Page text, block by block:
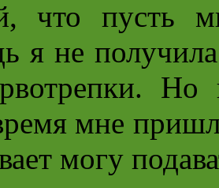
что пусть
я не
мне
могу